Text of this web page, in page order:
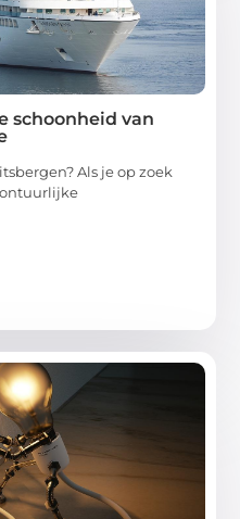
schoonheid van
Als je op zoek